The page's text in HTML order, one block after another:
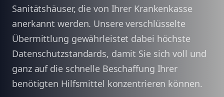
Sanitätshäuser, die von Ihrer Krankenkasse
anerkannt werden. Unsere verschlüsselte
Übermittlung gewährleistet dabei höchste
Datenschutzstandards, damit Sie sich voll und
ganz auf die schnelle Beschaffung Ihrer
benötigten Hilfsmittel konzentrieren können.